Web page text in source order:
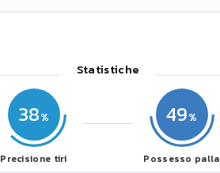
Statistiche
38
Precisione tiri
49
Possesso palla